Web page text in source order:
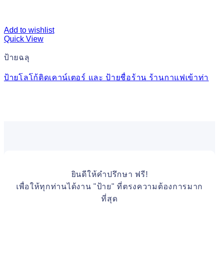
Add to wishlist
Quick View
ป้ายฉลุ
ป้ายโลโก้ติดเคาน์เตอร์ และ ป้ายชื่อร้าน ร้านกาแฟเข้าท่า
ยินดีให้คำปรึกษา ฟรี!
เพื่อให้ทุกท่านได้งาน "ป้าย" ที่ตรงความต้องการมาก
ที่สุด